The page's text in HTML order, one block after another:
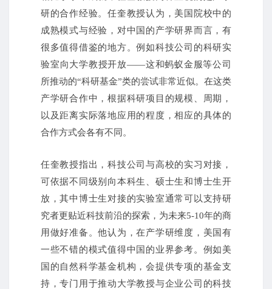
研的合作经验。任奎教授认为，美国院校中的
成熟模式与经验，对中国的产学研界而言，有
很多值得借鉴的地方。例如科技公司的科研实
验室向大学教授开放——这和蚂蚁金服等公司
所推动的“科研基金”类的尝试非常近似。在这类
产学研合作中，根据科研项目的规模、周期，
以及距离实际落地应用的程度，相应的具体的
合作方式会各有不同。
任奎教授指出，科技公司与高校的实习对接，
可依据不同级别向本科生、硕士生和博士生开
放，其中博士生对接的实验室通常可以支持研
究者更贴近科技前沿的探索，为未来5-10年的商
用做好准备。他认为，在产学研维度，美国有
一些不错的模式值得中国的业界参考。例如美
国的自然科学基金机构，会提供专项的基金支
持，专门用于推动大学教授与企业公司的科技